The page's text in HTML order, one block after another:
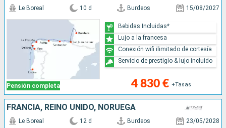
Pensión completa
Le Boreal 10 d Burdeos 15/08/2027
4 830 € +Tasas
Bebidas Incluidas*
Lujo a la francesa
Conexión wifi ilimitado de cortesía
Servicio de prestigio & lujo incluido
FRANCIA, REINO UNIDO, NORUEGA
Le Boreal 12 d Burdeos 23/05/2028